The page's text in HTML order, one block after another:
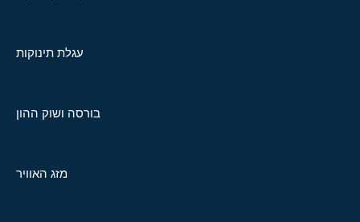
עגלת תינוקות
בורסה ושוק ההון
מזג האוויר